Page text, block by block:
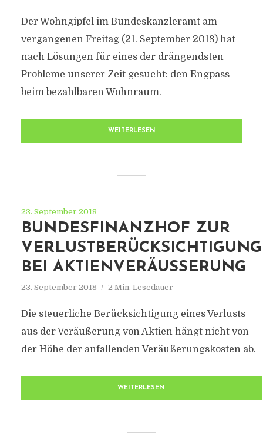
Der Wohngipfel im Bundeskanzleramt am
vergangenen Freitag (21. September 2018) hat
nach Lösungen für eines der drängendsten
Probleme unserer Zeit gesucht: den Engpass
beim bezahlbaren Wohnraum.
WEITERLESEN
23. September 2018
BUNDESFINANZHOF ZUR
VERLUSTBERÜCKSICHTIGUNG
BEI AKTIENVERÄUSSERUNG
23. September 2018 2 Min. Lesedauer
Die steuerliche Berücksichtigung eines Verlusts
aus der Veräußerung von Aktien hängt nicht von
der Höhe der anfallenden Veräußerungskosten ab.
WEITERLESEN